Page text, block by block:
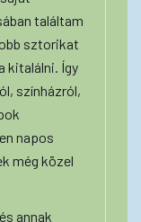
találtam
sztorikat
kitalálni. Így
színházról,
napos
még közel
annak